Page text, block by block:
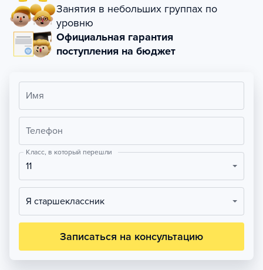
Занятия в небольших группах по
уровню
Официальная гарантия
поступления на бюджет
Имя
Телефон
Класс, в который перешли
11
Я старшеклассник
Записаться на консультацию